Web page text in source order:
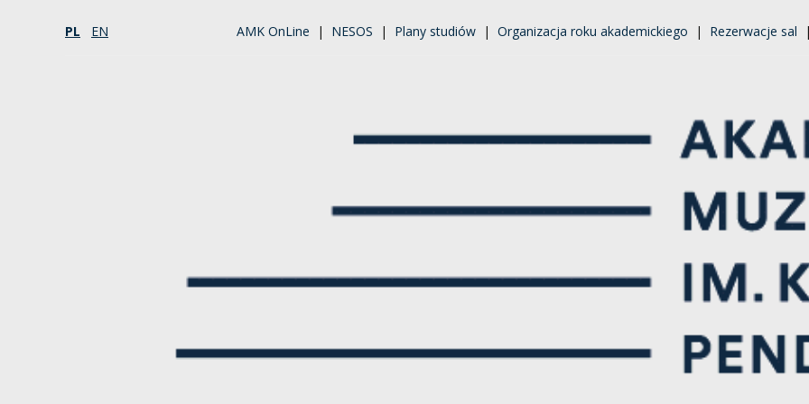
PL EN AMK OnLine | NESOS | Plany studiów | Organizacja roku akademickiego | Rezerwacje sal